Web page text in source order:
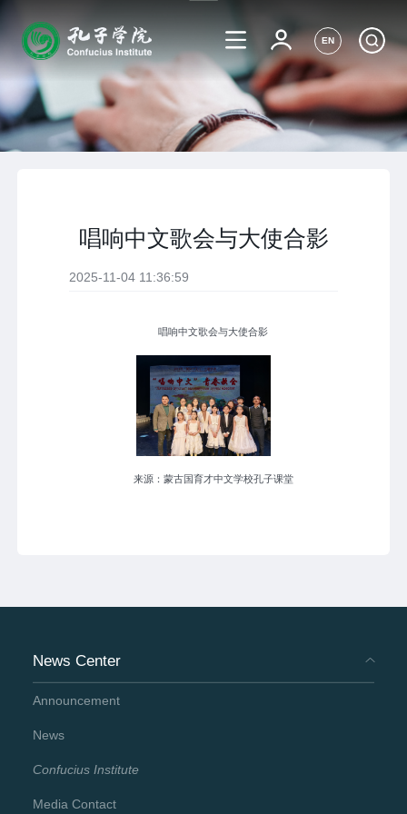
EN
唱响中文歌会与大使合影
2025-11-04 11:36:59
唱响中文歌会与大使合影
来源：蒙古国育才中文学校孔子课堂
News Center
Announcement
News
Confucius Institute
Media Contact